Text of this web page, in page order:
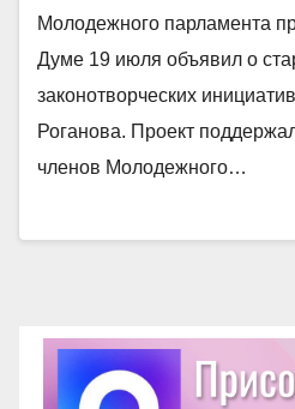
Молодежного парламента
Думе 19 июля объявил о
законотворческих
Роганова. Проект
членов Молодежного…